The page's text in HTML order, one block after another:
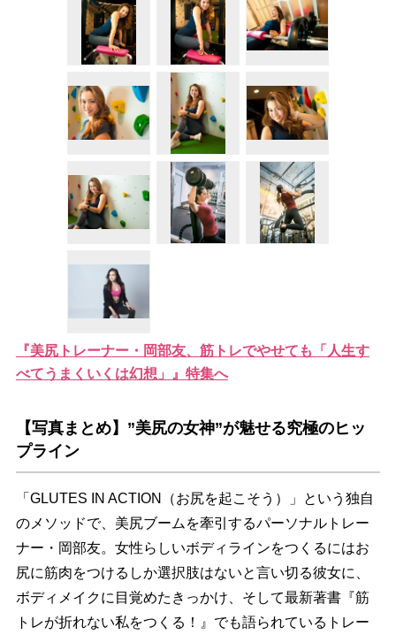
『美尻トレーナー・岡部友、筋トレでやせても「人生す
べてうまくいくは幻想」』特集へ
【写真まとめ】”美尻の女神”が魅せる究極のヒッ
プライン
「GLUTES IN ACTION（お尻を起こそう）」という独自
のメソッドで、美尻ブームを牽引するパーソナルトレー
ナー・岡部友。女性らしいボディラインをつくるにはお
尻に筋肉をつけるしか選択肢はないと言い切る彼女に、
ボディメイクに目覚めたきっかけ、そして最新著書『筋
トレが折れない私をつくる！』でも語られているトレー